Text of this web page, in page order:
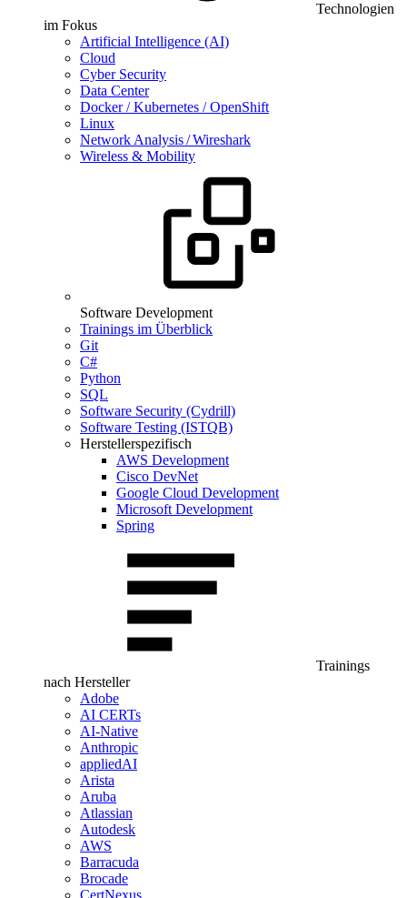
Technologien
im Fokus
Artificial Intelligence (AI)
Cloud
Cyber Security
Data Center
Docker / Kubernetes / OpenShift
Linux
Network Analysis / Wireshark
Wireless & Mobility
Software Development
Trainings im Überblick
Git
C#
Python
SQL
Software Security (Cydrill)
Software Testing (ISTQB)
Herstellerspezifisch
AWS Development
Cisco DevNet
Google Cloud Development
Microsoft Development
Spring
Trainings
nach Hersteller
Adobe
AI CERTs
AI-Native
Anthropic
appliedAI
Arista
Aruba
Atlassian
Autodesk
AWS
Barracuda
Brocade
CertNexus